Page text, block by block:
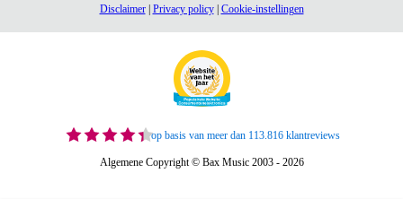
Disclaimer| Privacy policy| Cookie-instellingen
op basis van meer dan 113.816 klantreviews
Algemene Copyright © Bax Music 2003 - 2026